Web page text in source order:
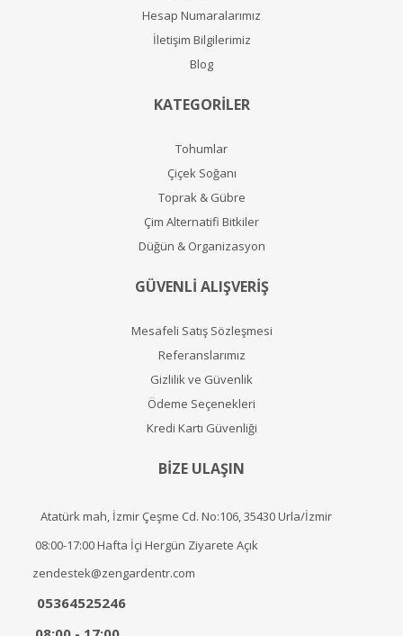
Hesap Numaralarımız
İletişim Bilgilerimiz
Blog
KATEGORİLER
Tohumlar
Çiçek Soğanı
Toprak & Gübre
Çim Alternatifi Bitkiler
Düğün & Organizasyon
GÜVENLİ ALIŞVERİŞ
Mesafeli Satış Sözleşmesi
Referanslarımız
Gizlilik ve Güvenlik
Ödeme Seçenekleri
Kredi Kartı Güvenliği
BİZE ULAŞIN
Atatürk mah, İzmir Çeşme Cd. No:106, 35430 Urla/İzmir
08:00-17:00 Hafta İçi Hergün Ziyarete Açık
zendestek@zengardentr.com
05364525246